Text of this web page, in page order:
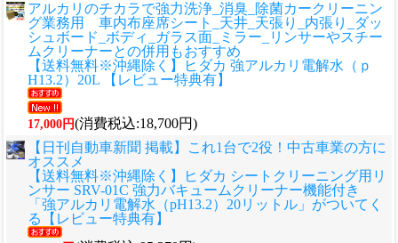
アルカリのチカラで強力洗浄_消臭_除菌カークリーニン
グ業務用 車内布座席シート_天井_天張り_内張り_ダッ
シュボード_ボディ_ガラス面_ミラー_リンサーやスチー
ムクリーナーとの併用もおすすめ
【送料無料※沖縄除く】ヒダカ 強アルカリ電解水（ｐ
H13.2）20L 【レビュー特典有】
17,000円(消費税込:18,700円)
【日刊自動車新聞 掲載】これ1台で2役！中古車業の方に
オススメ
【送料無料※沖縄除く】ヒダカ シートクリーニング用リ
ンサー SRV-01C 強力バキュームクリーナー機能付き
「強アルカリ電解水（pH13.2）20リットル」がついてく
る【レビュー特典有】